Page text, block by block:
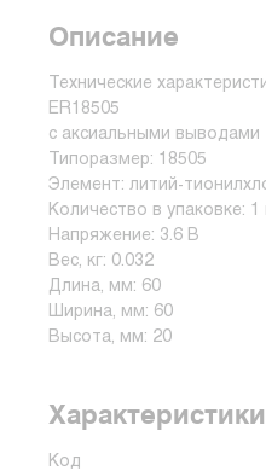
Описание
Технические
ER18505
с аксиальными выводами
Типоразмер: 18505
Элемент: литий-
Количество в упаковке: 1
Напряжение: 3.6 В
Вес, кг: 0.032
Длина, мм: 60
Ширина, мм: 60
Высота, мм: 20
Характеристики
Код